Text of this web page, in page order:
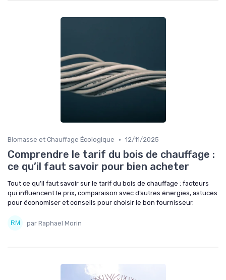
Biomasse et Chauffage Écologique • 12/11/2025
Comprendre le tarif du bois de chauffage :
ce qu’il faut savoir pour bien acheter
Tout ce qu’il faut savoir sur le tarif du bois de chauffage : facteurs
qui influencent le prix, comparaison avec d’autres énergies, astuces
pour économiser et conseils pour choisir le bon fournisseur.
par Raphael Morin